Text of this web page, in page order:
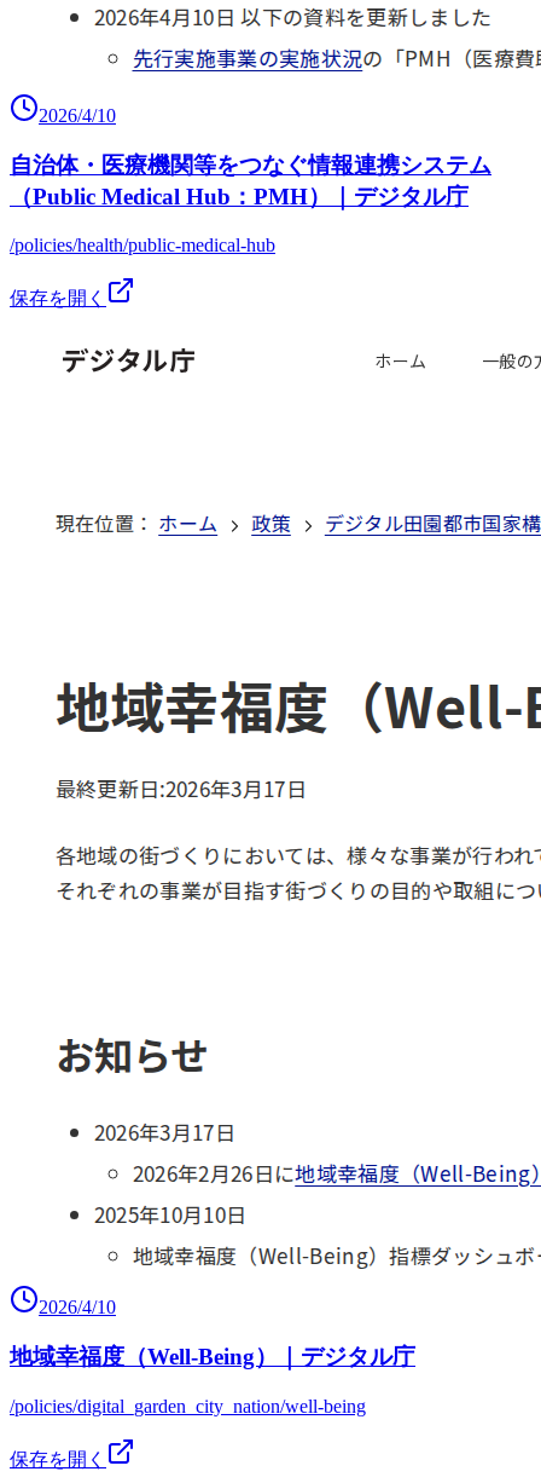
2026/4/10
自治体・医療機関等をつなぐ情報連携システム
（Public Medical Hub：PMH）｜デジタル庁
/policies/health/public-medical-hub
保存を開く
2026/4/10
地域幸福度（Well-Being）｜デジタル庁
/policies/digital_garden_city_nation/well-being
保存を開く